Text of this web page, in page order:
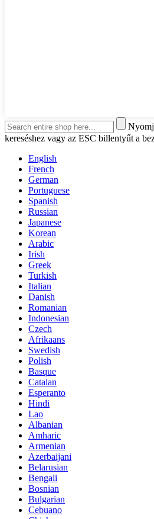
kereséshez vagy az ESC billentyűt a
English
French
German
Portuguese
Spanish
Russian
Japanese
Korean
Arabic
Irish
Greek
Turkish
Italian
Danish
Romanian
Indonesian
Czech
Afrikaans
Swedish
Polish
Basque
Catalan
Esperanto
Hindi
Lao
Albanian
Amharic
Armenian
Azerbaijani
Belarusian
Bengali
Bosnian
Bulgarian
Cebuano